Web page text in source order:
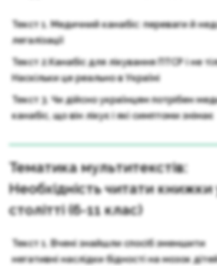
Текст 1. Медичний канабіс: переваги й
легалізації
Текст 2.Канабіс для лікування ПТСР і не
Наскільки це реально в Україні
Текст 3. Чи дійсно українцям потрібен
канабіс, що він лікує і які симптоми знімає
Тематика мультитекстів:
Необхідність читати книжки
столітті (6-11 клас)
Текст 1. Вчені знайшли спосіб зменшити
негативні наслідки бідності на мозок